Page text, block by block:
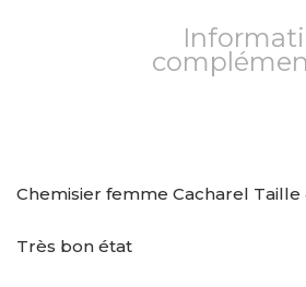
Chemisier femme Cacharel Taille
Très bon état